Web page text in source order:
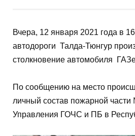
Вчера, 12 января 2021 года в
автодороги Талда-Тюнгур
столкновение автомобиля
По сообщению на место
личный состав пожарной части
Управления ГОЧС и ПБ в